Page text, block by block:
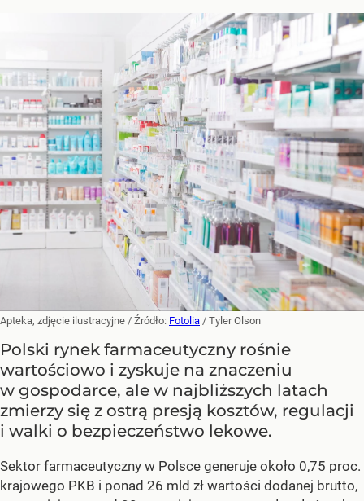
Apteka, zdjęcie ilustracyjne / Źródło: Fotolia / Tyler Olson
Polski rynek farmaceutyczny rośnie
wartościowo i zyskuje na znaczeniu
w gospodarce, ale w najbliższych latach
zmierzy się z ostrą presją kosztów, regulacji
i walki o bezpieczeństwo lekowe.
Sektor farmaceutyczny w Polsce generuje około 0,75 proc.
krajowego PKB i ponad 26 mld zł wartości dodanej brutto,